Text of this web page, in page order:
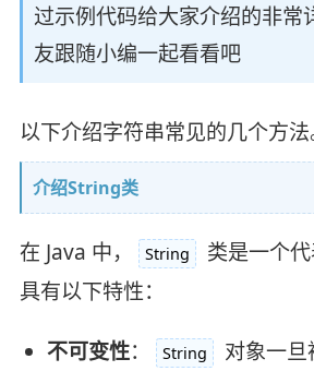
过示例代码给大家介绍的非常
友跟随小编一起看看吧
以下介绍字符串常见的几个方法
介绍String类
在 Java 中， String
类是一个代
具有以下特性：
不可变性： String
对象一